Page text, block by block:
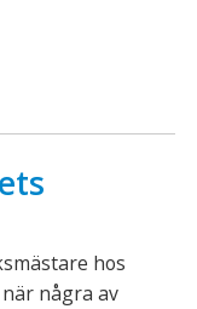
hos
några av